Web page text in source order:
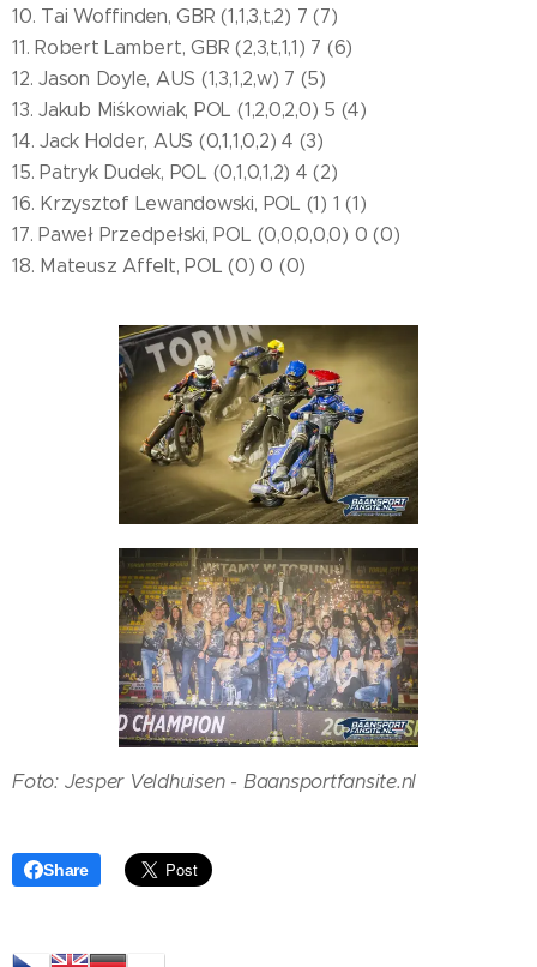
10. Tai Woffinden, GBR (1,1,3,t,2) 7 (7)
11. Robert Lambert, GBR (2,3,t,1,1) 7 (6)
12. Jason Doyle, AUS (1,3,1,2,w) 7 (5)
13. Jakub Miśkowiak, POL (1,2,0,2,0) 5 (4)
14. Jack Holder, AUS (0,1,1,0,2) 4 (3)
15. Patryk Dudek, POL (0,1,0,1,2) 4 (2)
16. Krzysztof Lewandowski, POL (1) 1 (1)
17. Paweł Przedpełski, POL (0,0,0,0,0) 0 (0)
18. Mateusz Affelt, POL (0) 0 (0)
Foto: Jesper Veldhuisen - Baansportfansite.nl
Share